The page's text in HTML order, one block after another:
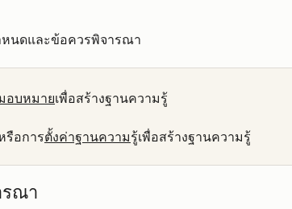
นดและข้อควรพิจารณา
อบหมายเพื่อสร้างฐานความรู้
รือการตั้งค่าฐานความรู้เพื่อสร้างฐานความรู้
รณา